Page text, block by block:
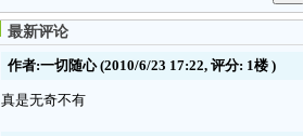
最新评论
作者:一切随心(2010/6/23 17:22, 评分: 1楼 )
真是无奇不有